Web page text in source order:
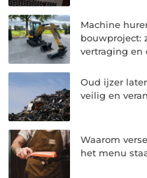
Machine
bouwproject:
vertraging en
Oud ijzer
veilig en
Waarom
het menu